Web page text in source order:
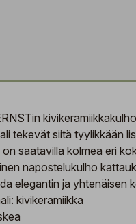
tekevät siitä tyylikkään
on saatavilla kolmea eri
napostelukulho
elegantin ja yhtenäisen
kivikeramiikka